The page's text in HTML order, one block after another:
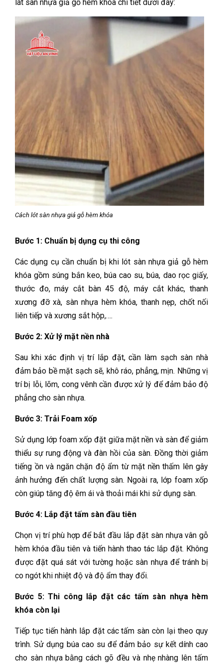
lát sàn nhựa giả gỗ hèm khóa chi tiết dưới đây:
Cách lót sàn nhựa giả gỗ hèm khóa
Bước 1: Chuẩn bị dụng cụ thi công
Các dụng cụ cần chuẩn bị khi lót sàn nhựa giả gỗ hèm
khóa gồm súng bắn keo, búa cao su, búa, dao rọc giấy,
thước đo, máy cắt bàn 45 độ, máy cắt khác, thanh
xương đỡ xà, sàn nhựa hèm khóa, thanh nẹp, chốt nối
liên tiếp và xương sắt hộp,….
Bước 2: Xử lý mặt nền nhà
Sau khi xác định vị trí lắp đặt, cần làm sạch sàn nhà
đảm bảo bề mặt sạch sẽ, khô ráo, phẳng, mịn. Những vị
trí bị lỗi, lõm, cong vênh cần được xử lý để đảm bảo độ
phẳng cho sàn nhựa.
Bước 3: Trải Foam xốp
Sử dụng lớp foam xốp đặt giữa mặt nền và sàn để giảm
thiểu sự rung động và đàn hồi của sàn. Đồng thời giảm
tiếng ồn và ngăn chặn độ ẩm từ mặt nền thấm lên gây
ảnh hưởng đến chất lượng sàn. Ngoài ra, lớp foam xốp
còn giúp tăng độ êm ái và thoải mái khi sử dụng sàn.
Bước 4: Lắp đặt tấm sàn đầu tiên
Chọn vị trí phù hợp để bắt đầu lắp đặt sàn nhựa vân gỗ
hèm khóa đầu tiên và tiến hành thao tác lắp đặt. Không
được đặt quá sát với tường hoặc sàn nhựa để tránh bị
co ngót khi nhiệt độ và độ ẩm thay đổi.
Bước 5: Thi công lắp đặt các tấm sàn nhựa hèm
khóa còn lại
Tiếp tục tiến hành lắp đặt các tấm sàn còn lại theo quy
trình. Sử dụng búa cao su để đảm bảo sự kết dính cao
cho sàn nhựa bằng cách gõ đều và nhẹ nhàng lên tấm